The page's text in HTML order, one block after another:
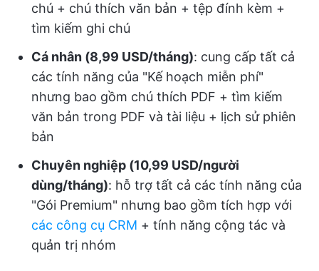
chú + chú thích văn bản + tệp đính kèm +
tìm kiếm ghi chú
Cá nhân (8,99 USD/tháng): cung cấp tất cả
các tính năng của "Kế hoạch miễn phí"
nhưng bao gồm chú thích PDF + tìm kiếm
văn bản trong PDF và tài liệu + lịch sử phiên
bản
Chuyên nghiệp (10,99 USD/người
dùng/tháng): hỗ trợ tất cả các tính năng của
"Gói Premium" nhưng bao gồm tích hợp với
các công cụ CRM + tính năng cộng tác và
quản trị nhóm